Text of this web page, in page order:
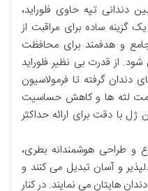
دندانی تپه حاوی فلوراید،
گزینه ساده برای مراقبت از
و هدفمند برای محافظت
از قدرت بی نظیر فلوراید
دندان گرفته تا فرمولاسیون
لثه ها و کاهش حساسیت
با دقت برای ارائه حداکثر
و طراحی هوشمندانه بطری،
و آسان تبدیل می کنند و
هایتان می نمایند. در کنار